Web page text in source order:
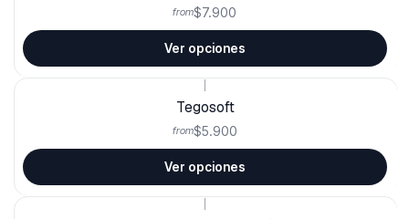
from$7.900
Ver opciones
Tegosoft
from$5.900
Ver opciones